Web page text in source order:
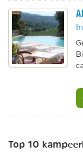
Top 10